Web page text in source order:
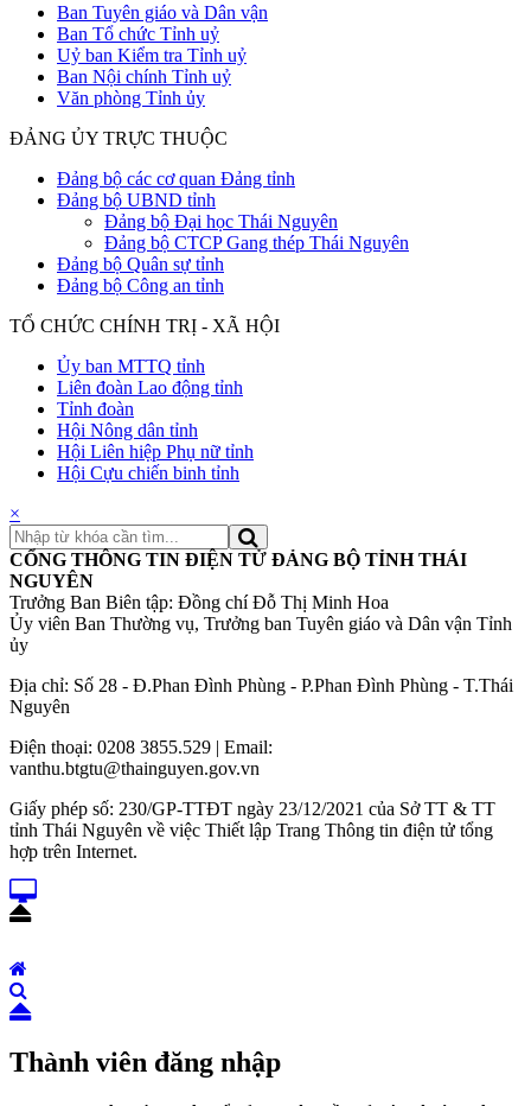
Ban Tuyên giáo và Dân vận
Ban Tổ chức Tỉnh uỷ
Uỷ ban Kiểm tra Tỉnh uỷ
Ban Nội chính Tỉnh uỷ
Văn phòng Tỉnh ủy
ĐẢNG ỦY TRỰC THUỘC
Đảng bộ các cơ quan Đảng tỉnh
Đảng bộ UBND tỉnh
Đảng bộ Đại học Thái Nguyên
Đảng bộ CTCP Gang thép Thái Nguyên
Đảng bộ Quân sự tỉnh
Đảng bộ Công an tỉnh
TỔ CHỨC CHÍNH TRỊ - XÃ HỘI
Ủy ban MTTQ tỉnh
Liên đoàn Lao động tỉnh
Tỉnh đoàn
Hội Nông dân tỉnh
Hội Liên hiệp Phụ nữ tỉnh
Hội Cựu chiến binh tỉnh
×
CỔNG THÔNG TIN ĐIỆN TỬ ĐẢNG BỘ TỈNH THÁI
NGUYÊN
Trưởng Ban Biên tập: Đồng chí Đỗ Thị Minh Hoa
Ủy viên Ban Thường vụ, Trưởng ban Tuyên giáo và Dân vận Tỉnh
ủy
Địa chỉ: Số 28 - Đ.Phan Đình Phùng - P.Phan Đình Phùng - T.Thái
Nguyên
Điện thoại: 0208 3855.529 | Email:
vanthu.btgtu@thainguyen.gov.vn
Giấy phép số: 230/GP-TTĐT ngày 23/12/2021 của Sở TT & TT
tỉnh Thái Nguyên về việc Thiết lập Trang Thông tin điện tử tổng
hợp trên Internet.
Thành viên đăng nhập